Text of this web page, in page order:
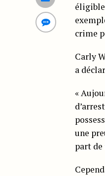
crime
Carly
a
«
une
part